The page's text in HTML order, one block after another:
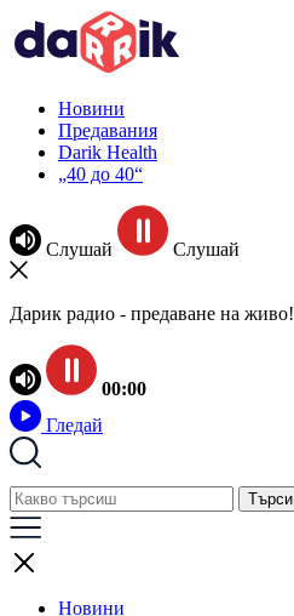
Новини
Предавания
Darik Health
„40 до 40“
Слушай Слушай
Дарик радио - предаване на живо!
00:00
Гледай
Новини